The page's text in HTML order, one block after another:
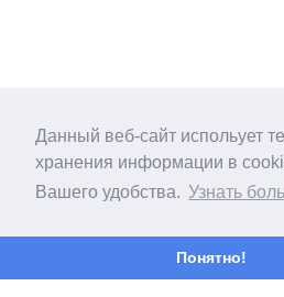
Данный веб-сайт испольует
хранения информации в
Вашего удобства. Узнать
Понятно!